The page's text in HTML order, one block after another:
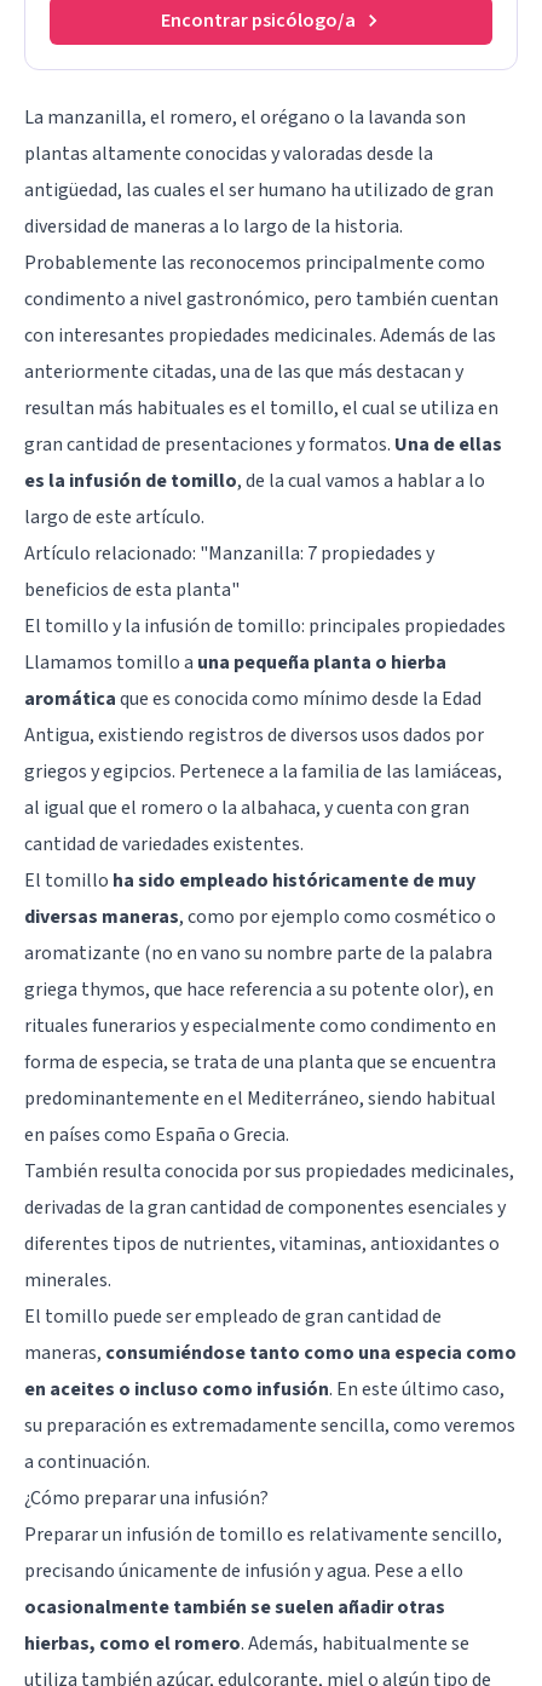
Encontrar psicólogo/a
La manzanilla, el romero, el orégano o la lavanda son
plantas altamente conocidas y valoradas desde la
antigüedad, las cuales el ser humano ha utilizado de gran
diversidad de maneras a lo largo de la historia.
Probablemente las reconocemos principalmente como
condimento a nivel gastronómico, pero también cuentan
con interesantes propiedades medicinales. Además de las
anteriormente citadas, una de las que más destacan y
resultan más habituales es el tomillo, el cual se utiliza en
gran cantidad de presentaciones y formatos. Una de ellas
es la infusión de tomillo, de la cual vamos a hablar a lo
largo de este artículo.
Artículo relacionado: "Manzanilla: 7 propiedades y
beneficios de esta planta"
El tomillo y la infusión de tomillo: principales propiedades
Llamamos tomillo a una pequeña planta o hierba
aromáticaque es conocida como mínimo desde la Edad
Antigua, existiendo registros de diversos usos dados por
griegos y egipcios. Pertenece a la familia de las lamiáceas,
al igual que el romero o la albahaca, y cuenta con gran
cantidad de variedades existentes.
El tomillo ha sido empleado históricamente de muy
diversas maneras, como por ejemplo como cosmético o
aromatizante (no en vano su nombre parte de la palabra
griega thymos, que hace referencia a su potente olor), en
rituales funerarios y especialmente como condimento en
forma de especia, se trata de una planta que se encuentra
predominantemente en el Mediterráneo, siendo habitual
en países como España o Grecia.
También resulta conocida por sus propiedades medicinales,
derivadas de la gran cantidad de componentes esenciales y
diferentes tipos de nutrientes, vitaminas, antioxidantes o
minerales.
El tomillo puede ser empleado de gran cantidad de
maneras, consumiéndose tanto como una especia como
en aceites o incluso como infusión. En este último caso,
su preparación es extremadamente sencilla, como veremos
a continuación.
¿Cómo preparar una infusión?
Preparar un infusión de tomillo es relativamente sencillo,
precisando únicamente de infusión y agua. Pese a ello
ocasionalmente también se suelen añadir otras
hierbas, como el romero. Además, habitualmente se
utiliza también azúcar, edulcorante, miel o algún tipo de